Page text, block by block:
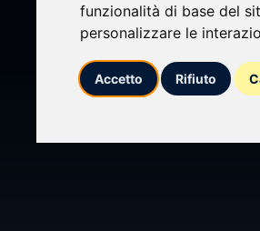
funzionalità di base del
personalizzare le
Accetto Rifiuto